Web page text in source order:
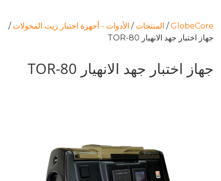
GlobeCore
/ المنتجات / الأدوات - أجهزة اختبار زيت المحولات /
جهاز اختبار جهد الانهيار TOR-80
جهاز اختبار جهد الانهيار TOR-80